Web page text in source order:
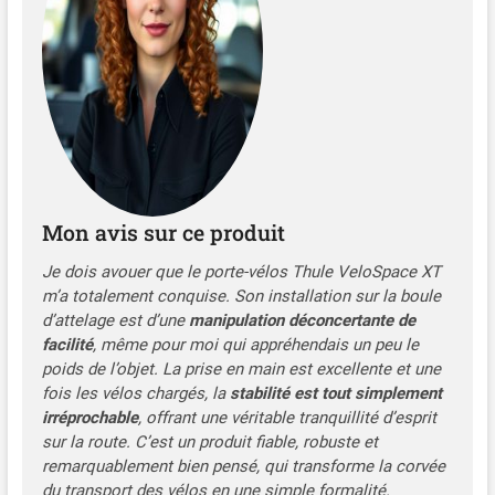
boutons-poussoirs à
ressort Capacité de
chargement maximale de
15 kg
Mon avis sur ce produit
Je dois avouer que le porte-vélos Thule VeloSpace XT
m’a totalement conquise. Son installation sur la boule
d’attelage est d’une manipulation déconcertante de
facilité, même pour moi qui appréhendais un peu le
poids de l’objet. La prise en main est excellente et une
fois les vélos chargés, la stabilité est tout simplement
irréprochable, offrant une véritable tranquillité d’esprit
sur la route. C’est un produit fiable, robuste et
remarquablement bien pensé, qui transforme la corvée
du transport des vélos en une simple formalité.